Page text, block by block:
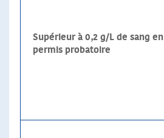
Supérieur à 0,2 g/L de sang en
permis probatoire